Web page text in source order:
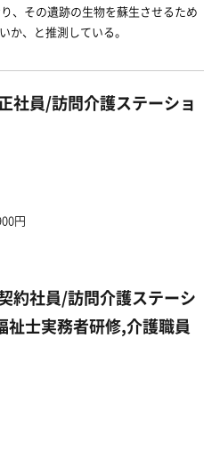
、その遺跡の生物を蘇生させるため
か、と推測している。
社員/訪問介護ステーショ
円
約社員/訪問介護ステーシ
祉士実務者研修,介護職員